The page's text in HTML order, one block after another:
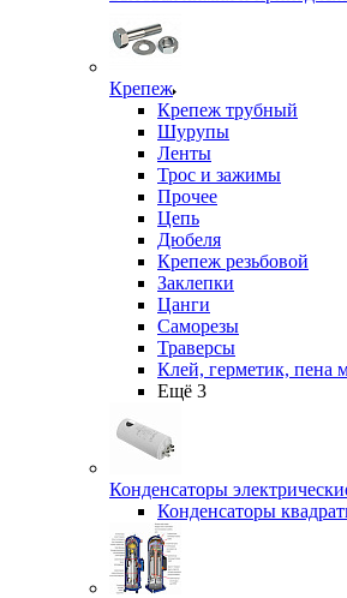
Крепеж
Крепеж трубный
Шурупы
Ленты
Трос и зажимы
Прочее
Цепь
Дюбеля
Крепеж резьбовой
Заклепки
Цанги
Саморезы
Траверсы
Клей, герметик, пена
Ещё 3
Конденсаторы
Конденсаторы